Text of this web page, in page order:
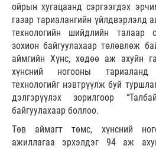
ойрын хугацаанд сэргээгдэх
газар тариалангийн үйлдвэрлэлд
технологийн шийдлийн талаар
зохион байгуулахаар төлөвлөж
аймгийн Хүнс, хөдөө аж ахуйн
хүнсний ногооны
технологийг нэвтрүүлж буй
дэлгэрүүлэх зорилгоор
байгуулахаар боллоо.
Төв аймагт төмс, хүнсний
ажиллагаа эрхэлдэг 94 аж